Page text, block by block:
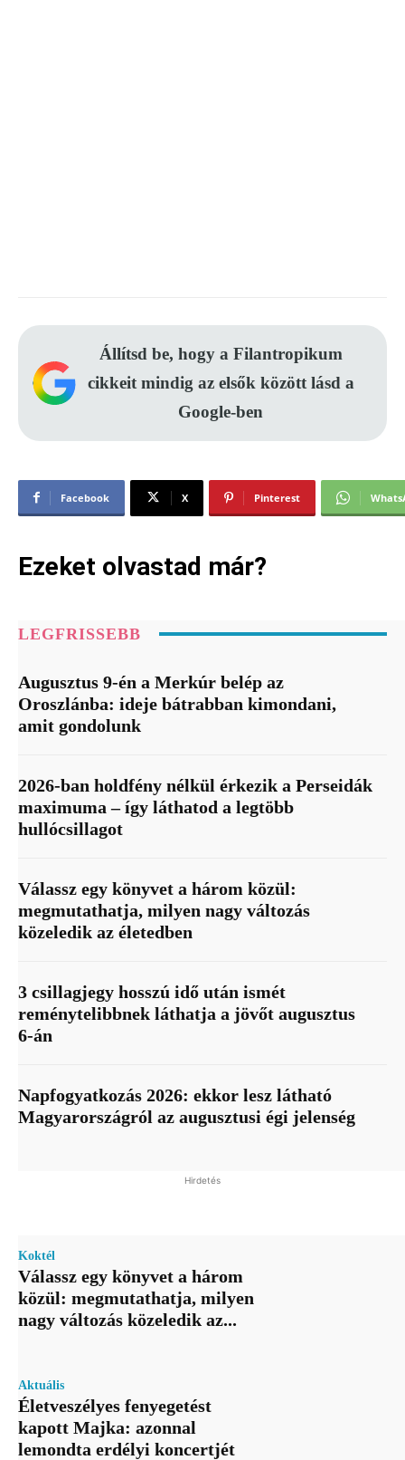
Állítsd be, hogy a Filantropikum
cikkeit mindig az elsők között lásd a
Google-ben
Facebook X Pinterest
Ezeket olvastad már?
LEGFRISSEBB
Augusztus 9-én a Merkúr belép az
Oroszlánba: ideje bátrabban kimondani,
amit gondolunk
2026-ban holdfény nélkül érkezik a Perseidák
maximuma – így láthatod a legtöbb
hullócsillagot
Válassz egy könyvet a három közül:
megmutathatja, milyen nagy változás
közeledik az életedben
3 csillagjegy hosszú idő után ismét
reménytelibbnek láthatja a jövőt augusztus
6-án
Napfogyatkozás 2026: ekkor lesz látható
Magyarországról az augusztusi égi jelenség
Hirdetés
Koktél
Válassz egy könyvet a három
közül: megmutathatja, milyen
nagy változás közeledik az...
Aktuális
Életveszélyes fenyegetést
kapott Majka: azonnal
lemondta erdélyi koncertjét